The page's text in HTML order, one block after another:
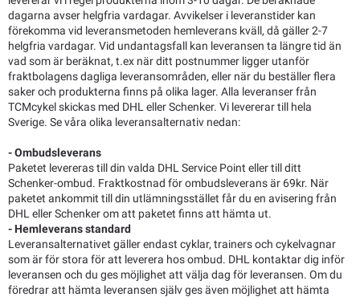
dagarna avser helgfria vardagar. Avvikelser i leveranstider kan
förekomma vid leveransmetoden hemleverans kväll, då gäller 2-7
helgfria vardagar. Vid undantagsfall kan leveransen ta längre tid än
vad som är beräknat, t.ex när ditt postnummer ligger utanför
fraktbolagens dagliga leveransområden, eller när du beställer flera
saker och produkterna finns på olika lager. Alla leveranser från
TCMcykel skickas med DHL eller Schenker. Vi levererar till hela
Sverige. Se våra olika leveransalternativ nedan:
- Ombudsleverans
Paketet levereras till din valda DHL Service Point eller till ditt
Schenker-ombud. Fraktkostnad för ombudsleverans är 69kr. När
paketet ankommit till din utlämningsstället får du en avisering från
DHL eller Schenker om att paketet finns att hämta ut.
- Hemleverans standard
Leveransalternativet gäller endast cyklar, trainers och cykelvagnar
som är för stora för att leverera hos ombud. DHL kontaktar dig inför
leveransen och du ges möjlighet att välja dag för leveransen. Om du
föredrar att hämta leveransen själv ges även möjlighet att hämta